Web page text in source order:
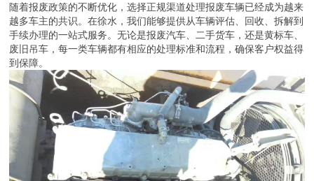
随着报废政策的不断优化，选择正规渠道处理报废车辆已经成为越来
越多车主的共识。在徐水，我们能够提供从车辆评估、回收、拆解到
手续办理的一站式服务。无论是报废汽车、二手货车，还是黄标车、
废旧吊车，每一类车辆都有相应的处理标准和流程，确保客户权益得
到保障。